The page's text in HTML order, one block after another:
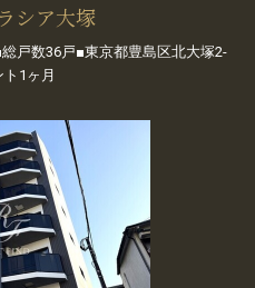
シア大塚
戸数36戸■東京都豊島区北大塚2-
1ヶ月